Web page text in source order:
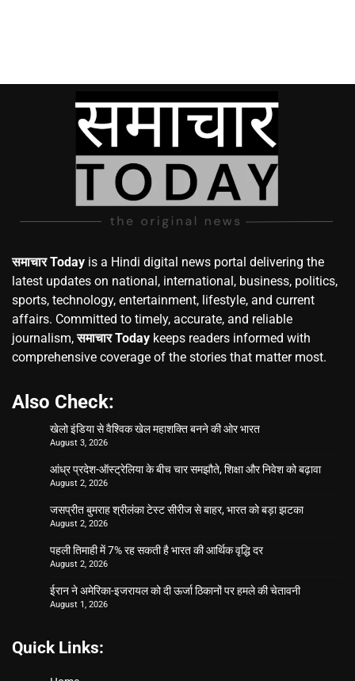
समाचार Today is a Hindi digital news portal delivering the
latest updates on national, international, business, politics,
sports, technology, entertainment, lifestyle, and current
affairs. Committed to timely, accurate, and reliable
journalism,समाचार Today keeps readers informed with
comprehensive coverage of the stories that matter most.
Also Check:
खेलो इंडिया से वैश्विक खेल महाशक्ति बनने की ओर भारत
August 3, 2026
आंध्र प्रदेश-ऑस्ट्रेलिया के बीच चार समझौते, शिक्षा और निवेश को बढ़ावा
August 2, 2026
जसप्रीत बुमराह श्रीलंका टेस्ट सीरीज से बाहर, भारत को बड़ा झटका
August 2, 2026
पहली तिमाही में 7% रह सकती है भारत की आर्थिक वृद्धि दर
August 2, 2026
ईरान ने अमेरिका-इजरायल को दी ऊर्जा ठिकानों पर हमले की चेतावनी
August 1, 2026
Quick Links: